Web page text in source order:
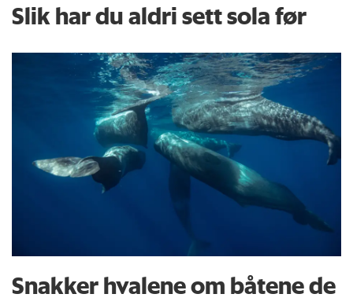
Slik har du aldri sett sola før
Snakker hvalene om båtene de